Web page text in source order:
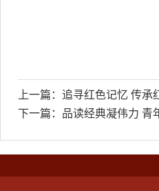
上一篇： 追寻红色记忆 传承
下一篇： 品读经典凝伟力 青